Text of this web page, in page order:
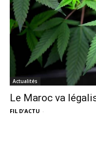
Actualités
Le Maroc va
FIL D'ACTU -